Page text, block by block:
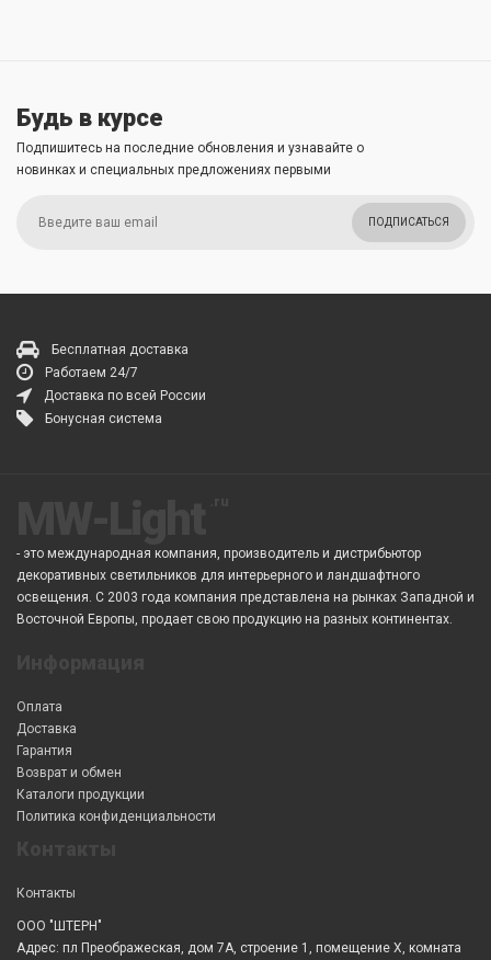
Будь в курсе
Подпишитесь на последние обновления и узнавайте о
новинках и специальных предложениях первыми
ПОДПИСАТЬСЯ
Бесплатная доставка
Работаем 24/7
Доставка по всей России
Бонусная система
- это международная компания, производитель и дистрибьютор
декоративных светильников для интерьерного и ландшафтного
освещения. С 2003 года компания представлена на рынках Западной и
Восточной Европы, продает свою продукцию на разных континентах.
Оплата
Доставка
Гарантия
Возврат и обмен
Каталоги продукции
Политика конфиденциальности
Контакты
ООО "ШТЕРН"
Адрес: пл Преображеская, дом 7А, строение 1, помещение X, комната